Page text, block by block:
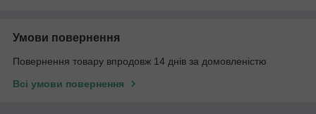
Умови повернення
Повернення товару впродовж 14 днів за домовленістю
Всі умови повернення